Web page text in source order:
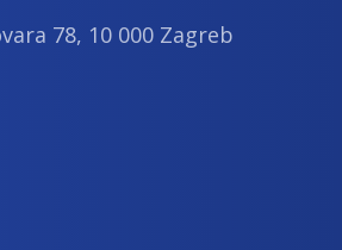
78, 10 000 Zagreb